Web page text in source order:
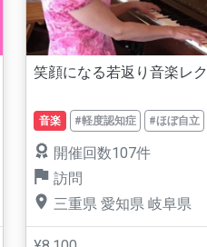
笑顔になる若返り音楽レク
音楽 #軽度認知症 #ほぼ自立
開催回数107件
訪問
三重県 愛知県 岐阜県